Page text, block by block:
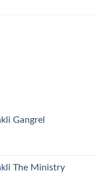
Gangrel
The Ministry